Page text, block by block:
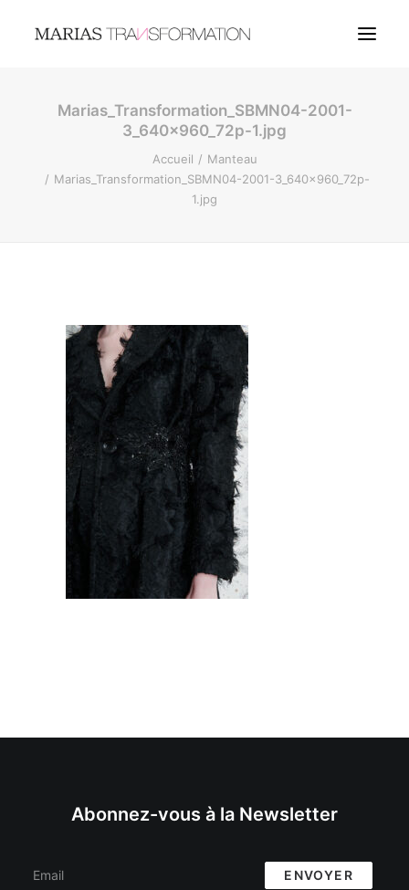
COUTURE
MY WISHLIST
PANIER
Marias_Transformation_SBMN04-2001-
3_640x960_72p-1.jpg
Accueil
Manteau
Marias_Transformation_SBMN04-2001-3_640x960_72p-
1.jpg
Abonnez-vous à la Newsletter